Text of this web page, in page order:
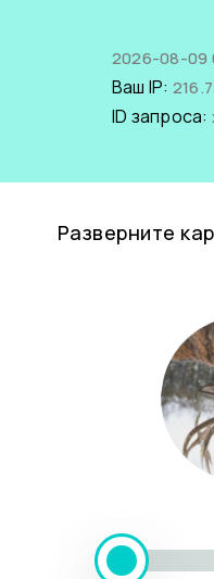
2026-08-09
Ваш IP:
ID запроса:
Разверните